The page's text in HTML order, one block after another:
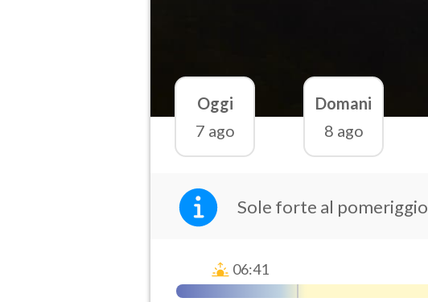
Oggi
7 ago
Domani
8 ago
Sole forte al pomeriggio
06:41